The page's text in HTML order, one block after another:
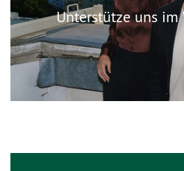
Unterstütze uns im